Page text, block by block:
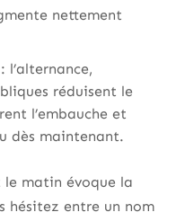
nettement
: l’alternance,
réduisent le
l’embauche et
dès maintenant.
le matin évoque la
hésitez entre un nom